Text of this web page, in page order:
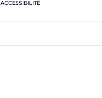
ACCESSIBILITÉ